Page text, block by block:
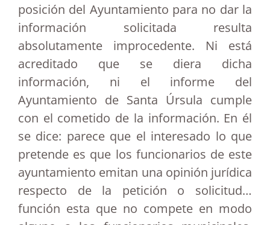
posición del Ayuntamiento para no dar la
información solicitada resulta
absolutamente improcedente. Ni está
acreditado que se diera dicha
información, ni el informe del
Ayuntamiento de Santa Úrsula cumple
con el cometido de la información. En él
se dice: parece que el interesado lo que
pretende es que los funcionarios de este
ayuntamiento emitan una opinión jurídica
respecto de la petición o solicitud…
función esta que no compete en modo